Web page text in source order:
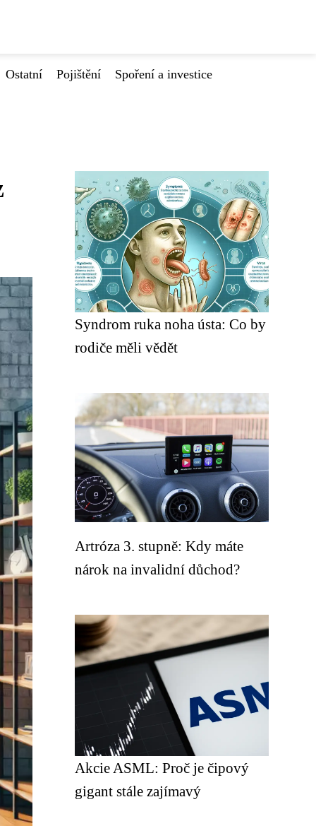
Ostatní Pojištění
Spoření a investice
Syndrom ruka noha ústa: Co by
rodiče měli vědět
Artróza 3. stupně: Kdy máte
nárok na invalidní důchod?
Akcie ASML: Proč je čipový
gigant stále zajímavý